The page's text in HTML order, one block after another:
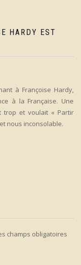
HARDY EST
à Françoise Hardy,
à la Française. Une
trop et voulait « Partir
nous inconsolable.
champs obligatoires